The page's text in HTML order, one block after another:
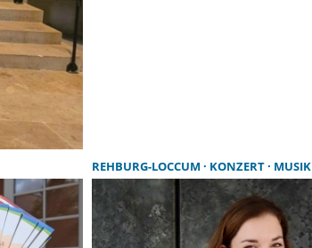
REHBURG-LOCCUM KONZERT MUSIK